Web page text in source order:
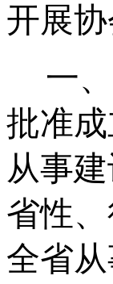
开展
一
批准
从事
省性
全省